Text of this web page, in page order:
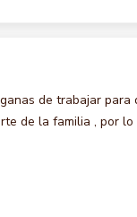
de trabajar para
de la familia , por